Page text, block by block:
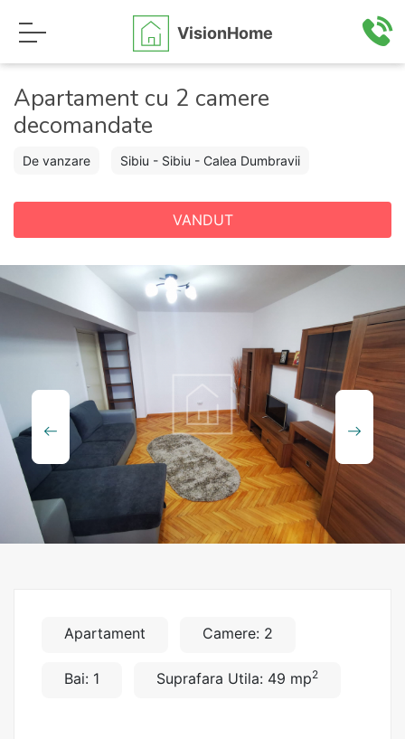
VisionHome
Apartament cu 2 camere
decomandate
De vanzare Sibiu - Sibiu - Calea Dumbravii
VANDUT
Apartament Camere: 2
Bai: 1 Suprafara Utila: 49 mp2